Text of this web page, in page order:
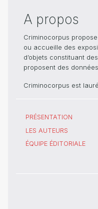
A propos
Criminocorpus
ou accueille des
d’objets constituant
proposent des
Criminocorpus est
PRÉSENTATION
LES AUTEURS
ÉQUIPE ÉDITORIALE